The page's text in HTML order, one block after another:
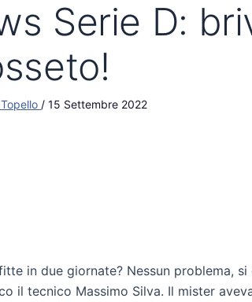
Serie D:
/ 15 Settembre 2022
in due giornate? Nessun problema,
il tecnico Massimo Silva. Il mister